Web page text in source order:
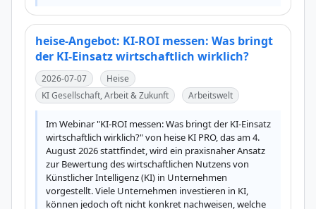
heise-Angebot: KI-ROI messen: Was bringt
der KI-Einsatz wirtschaftlich wirklich?
2026-07-07
Heise
KI Gesellschaft, Arbeit & Zukunft
Arbeitswelt
Im Webinar "KI-ROI messen: Was bringt der KI-Einsatz
wirtschaftlich wirklich?" von heise KI PRO, das am 4.
August 2026 stattfindet, wird ein praxisnaher Ansatz
zur Bewertung des wirtschaftlichen Nutzens von
Künstlicher Intelligenz (KI) in Unternehmen
vorgestellt. Viele Unternehmen investieren in KI,
können jedoch oft nicht konkret nachweisen, welche